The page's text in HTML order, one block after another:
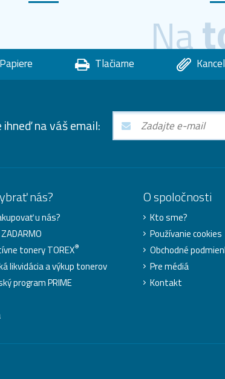
Na
Papiere Tlačiarne
na váš email:
nás?
u nás?
tonery TOREX®
likvidácia a výkup tonerov
program PRIME
O spoločnosti
Kto sme?
Používanie cookies
Obchodné
Pre médiá
Kontakt